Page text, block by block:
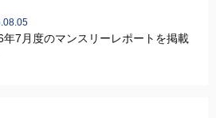
年7月度のマンスリーレポートを掲載